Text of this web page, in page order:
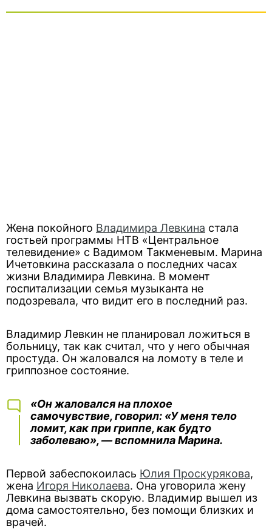
Жена покойного Владимира Левкина стала
гостьей программы НТВ «Центральное
телевидение» с Вадимом Такменевым. Марина
Ичетовкина рассказала о последних часах
жизни Владимира Левкина. В момент
госпитализации семья музыканта не
подозревала, что видит его в последний раз.
Владимир Левкин не планировал ложиться в
больницу, так как считал, что у него обычная
простуда. Он жаловался на ломоту в теле и
гриппозное состояние.
«Он жаловался на плохое
самочувствие, говорил: «У меня тело
ломит, как при гриппе, как будто
заболеваю», — вспомнила Марина.
Первой забеспокоилась Юлия Проскурякова,
жена Игоря Николаева. Она уговорила жену
Левкина вызвать скорую. Владимир вышел из
дома самостоятельно, без помощи близких и
врачей.